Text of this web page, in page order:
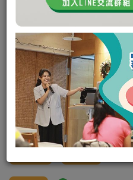
虎牌 3人份
JAJ-A55R-白
小家庭/在外租房 非常適
非常好看